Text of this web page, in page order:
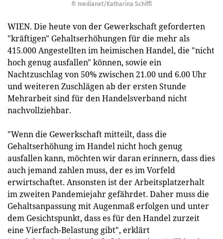
© medianet/Katharina Schiffl
WIEN. Die heute von der Gewerkschaft geforderten
"kräftigen" Gehaltserhöhungen für die mehr als
415.000 Angestellten im heimischen Handel, die "nicht
hoch genug ausfallen" können, sowie ein
Nachtzuschlag von 50% zwischen 21.00 und 6.00 Uhr
und weiteren Zuschlägen ab der ersten Stunde
Mehrarbeit sind für den Handelsverband nicht
nachvollziehbar.
"Wenn die Gewerkschaft mitteilt, dass die
Gehaltserhöhung im Handel nicht hoch genug
ausfallen kann, möchten wir daran erinnern, dass dies
auch jemand zahlen muss, der es im Vorfeld
erwirtschaftet. Ansonsten ist der Arbeitsplatzerhalt
im zweiten Pandemiejahr gefährdet. Daher muss die
Gehaltsanpassung mit Augenmaß erfolgen und unter
dem Gesichtspunkt, dass es für den Handel zurzeit
eine Vierfach-Belastung gibt", erklärt